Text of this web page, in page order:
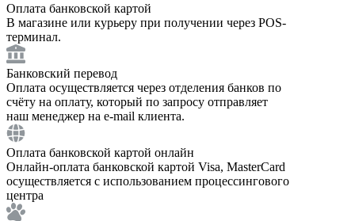
Оплата банковской картой
В магазине или курьеру при получении через POS-
терминал.
Банковский перевод
Оплата осуществляется через отделения банков по
счёту на оплату, который по запросу отправляет
наш менеджер на e-mail клиента.
Оплата банковской картой онлайн
Онлайн-оплата банковской картой Visa, MasterCard
осуществляется с использованием процессингового
центра